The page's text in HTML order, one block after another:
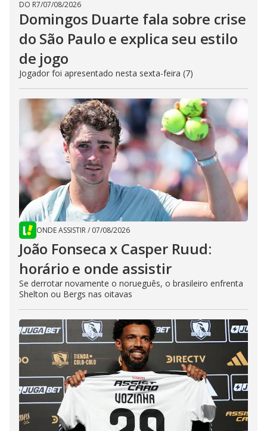
DO R7/07/08/2026
Domingos Duarte fala sobre crise
do São Paulo e explica seu estilo
de jogo
Jogador foi apresentado nesta sexta-feira (7)
ONDE ASSISTIR/ 07/08/2026
João Fonseca x Casper Ruud:
horário e onde assistir
Se derrotar novamente o norueguês, o brasileiro enfrenta
Shelton ou Bergs nas oitavas